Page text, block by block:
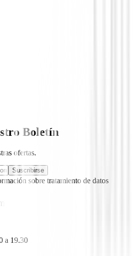
Boletín
ofertas.
Suscribirse
sobre tratamiento de datos
a 19.30